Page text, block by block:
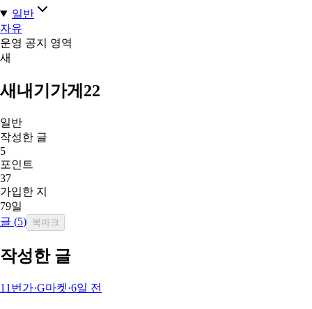
일반
자유
운영 공지 영역
새
새내기가게22
일반
작성한 글
5
포인트
37
가입한 지
79일
글 (5) 북마크
작성한 글
11번가·G마켓·6일 전